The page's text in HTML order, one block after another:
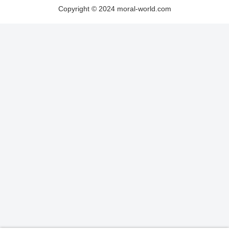
Copyright © 2024 moral-world.com